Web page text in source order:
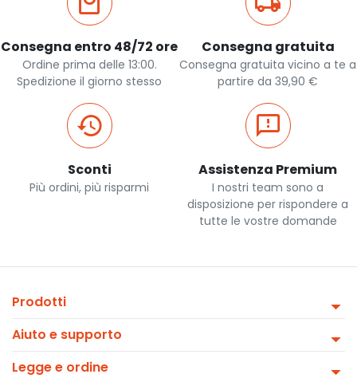
Consegna entro 48/72 ore
Ordine prima delle 13:00.
Spedizione il giorno stesso
Consegna gratuita
Consegna gratuita vicino a te a
partire da 39,90 €
Sconti
Più ordini, più risparmi
Assistenza Premium
I nostri team sono a
disposizione per rispondere a
tutte le vostre domande
Prodotti
Aiuto e supporto
Legge e ordine